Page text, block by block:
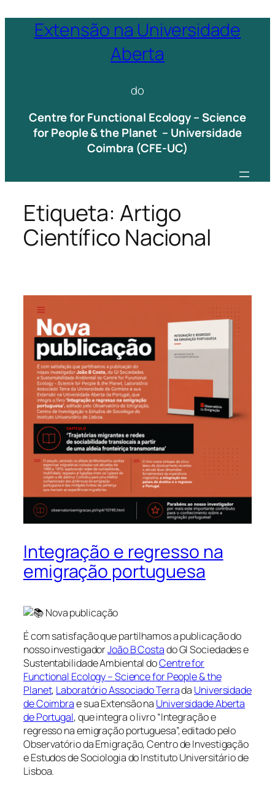
Extensão na Universidade
Aberta
do
Centre for Functional Ecology – Science
for People & the Planet – Universidade
Coimbra (CFE-UC)
Etiqueta: Artigo
Científico Nacional
Integração e regresso na
emigração portuguesa
Nova publicação
É com satisfação que partilhamos a publicação do
nosso investigadorJoão B Costado GI Sociedades e
Sustentabilidade Ambiental doCentre for
Functional Ecology – Science for People & the
Planet, Laboratório Associado Terrada Universidade
de Coimbrae sua Extensão na Universidade Aberta
de Portugal, que integra o livro “Integração e
regresso na emigração portuguesa”, editado pelo
Observatório da Emigração, Centro de Investigação
e Estudos de Sociologia do Instituto Universitário de
Lisboa.